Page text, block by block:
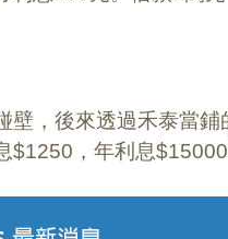
壁，後來透過禾泰當
，年利息